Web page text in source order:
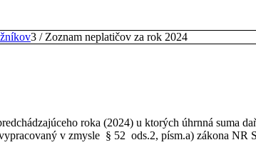
3 / Zoznam neplatičov za rok 2024
roka (2024) u ktorých úhrnná suma
v zmysle § 52 ods.2, písm.a) zákona NR